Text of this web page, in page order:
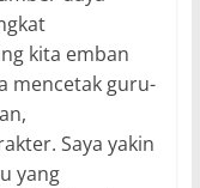
kita emban
mencetak guru-
Saya yakin
yang